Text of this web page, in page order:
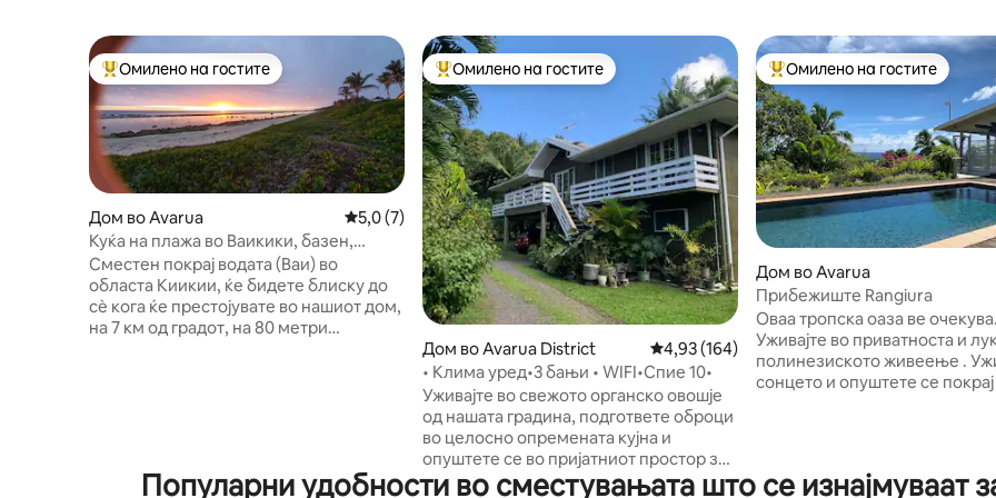
Меѓу најуспешните „Омилени на гостите“
Омилено на гостите
Дом во Avarua Просечна оцена: 5,0 од 5, 7 рецензии
5,0 (7)
Куќа на плажа во Ваикики, базен,
поглед кон океанот, сместување за 7
лица
Сместен покрај водата (Ваи) во
областа Киикии, ќе бидете блиску до
сè кога ќе престојувате во нашиот дом,
на 7 км од градот, на 80 метри
трговски ветрови, палми кои ќе ве
Меѓу најуспешните „Омилени на гостите“
Омилено на гостите
Дом во Avarua District Просечна оцена: 4,93 од 5, 164 рецензии
4,93 (164)
• Клима уред•3 бањи • WIFI•Спие 10•
Уживајте во свежото органско овошје
од нашата градина, подгответе оброци
во целосно опремената кујна и
опуштете се во пријатниот простор за
одмор со вентилатори на таванот и
Меѓу најуспешните „Омилени
Омилено на гостите
Дом во Avarua
Прибежиште Rangiura
Оваа тропска оаза ве очекува.
Уживајте во приватноста и
полинезиското живеење . Уживајте во
сонцето и опуштете се
во сопствениот внатрешен
Популарни удобности во сместувањата што се изнајмуваат